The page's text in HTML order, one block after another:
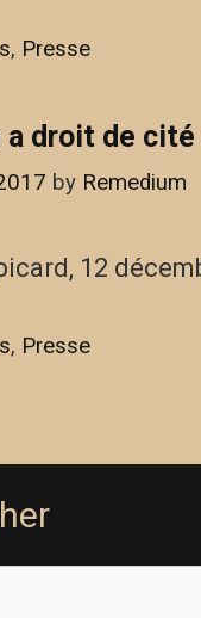
, Presse
a droit de cité
by Remedium
12
, Presse